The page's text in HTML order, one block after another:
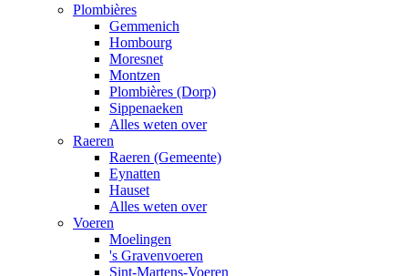
Plombières
Gemmenich
Hombourg
Moresnet
Montzen
Plombières (Dorp)
Sippenaeken
Alles weten over
Raeren
Raeren (Gemeente)
Eynatten
Hauset
Alles weten over
Voeren
Moelingen
's Gravenvoeren
Sint-Martens-Voeren